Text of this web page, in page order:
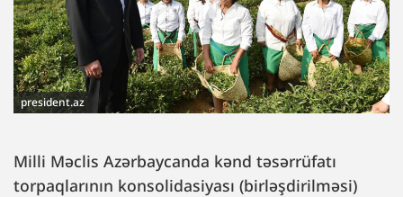
president.az
Milli Məclis Azərbaycanda kənd təsərrüfatı
torpaqlarının konsolidasiyası (birləşdirilməsi)